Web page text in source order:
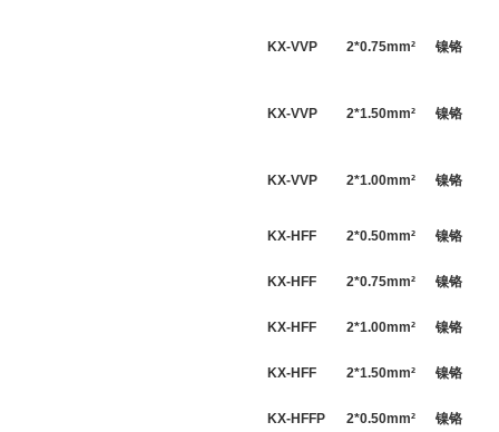
KX-VVP 2*0.75mm² 镍铬
KX-VVP 2*1.50mm² 镍铬
KX-VVP 2*1.00mm² 镍铬
KX-HFF 2*0.50mm² 镍铬
KX-HFF 2*0.75mm² 镍铬
KX-HFF 2*1.00mm² 镍铬
KX-HFF 2*1.50mm² 镍铬
KX-HFFP 2*0.50mm² 镍铬